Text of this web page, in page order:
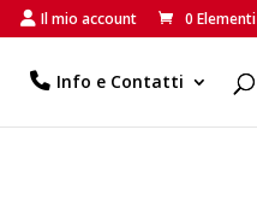
Il mio account 0 Elementi
Info e Contatti